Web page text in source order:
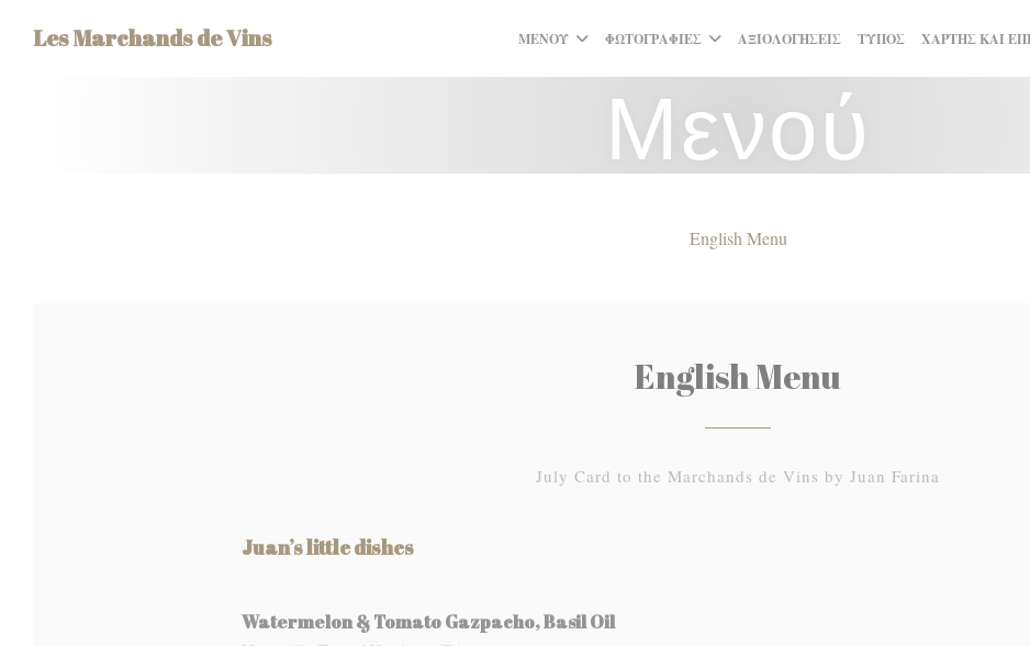
Les Marchands de Vins ΜΕΝΟΎ ΦΩΤΟΓΡΑΦΊΕΣ ΑΞΙΟΛΟΓΉΣΕΙΣ ΤΎΠΟΣ ΧΆΡΤΗΣ ΚΑΙ
Μενού
English Menu
English Menu
July Card to the Marchands de Vins by Juan Farina
Juan’s little dishes
Watermelon & Tomato Gazpacho, Basil Oil